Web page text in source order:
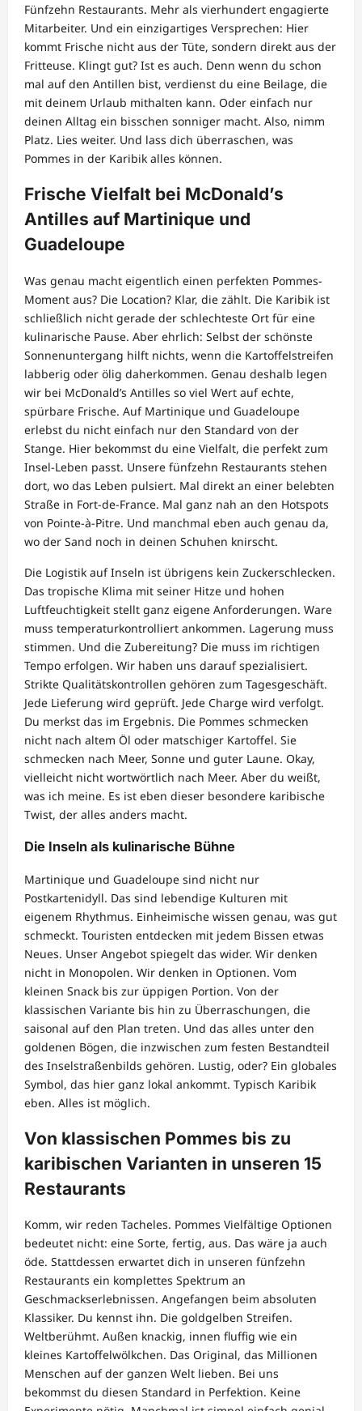
Fünfzehn Restaurants. Mehr als vierhundert engagierte
Mitarbeiter. Und ein einzigartiges Versprechen: Hier
kommt Frische nicht aus der Tüte, sondern direkt aus der
Fritteuse. Klingt gut? Ist es auch. Denn wenn du schon
mal auf den Antillen bist, verdienst du eine Beilage, die
mit deinem Urlaub mithalten kann. Oder einfach nur
deinen Alltag ein bisschen sonniger macht. Also, nimm
Platz. Lies weiter. Und lass dich überraschen, was
Pommes in der Karibik alles können.
Frische Vielfalt bei McDonald’s
Antilles auf Martinique und
Guadeloupe
Was genau macht eigentlich einen perfekten Pommes-
Moment aus? Die Location? Klar, die zählt. Die Karibik ist
schließlich nicht gerade der schlechteste Ort für eine
kulinarische Pause. Aber ehrlich: Selbst der schönste
Sonnenuntergang hilft nichts, wenn die Kartoffelstreifen
labberig oder ölig daherkommen. Genau deshalb legen
wir bei McDonald’s Antilles so viel Wert auf echte,
spürbare Frische. Auf Martinique und Guadeloupe
erlebst du nicht einfach nur den Standard von der
Stange. Hier bekommst du eine Vielfalt, die perfekt zum
Insel-Leben passt. Unsere fünfzehn Restaurants stehen
dort, wo das Leben pulsiert. Mal direkt an einer belebten
Straße in Fort-de-France. Mal ganz nah an den Hotspots
von Pointe-à-Pitre. Und manchmal eben auch genau da,
wo der Sand noch in deinen Schuhen knirscht.
Die Logistik auf Inseln ist übrigens kein Zuckerschlecken.
Das tropische Klima mit seiner Hitze und hohen
Luftfeuchtigkeit stellt ganz eigene Anforderungen. Ware
muss temperaturkontrolliert ankommen. Lagerung muss
stimmen. Und die Zubereitung? Die muss im richtigen
Tempo erfolgen. Wir haben uns darauf spezialisiert.
Strikte Qualitätskontrollen gehören zum Tagesgeschäft.
Jede Lieferung wird geprüft. Jede Charge wird verfolgt.
Du merkst das im Ergebnis. Die Pommes schmecken
nicht nach altem Öl oder matschiger Kartoffel. Sie
schmecken nach Meer, Sonne und guter Laune. Okay,
vielleicht nicht wortwörtlich nach Meer. Aber du weißt,
was ich meine. Es ist eben dieser besondere karibische
Twist, der alles anders macht.
Die Inseln als kulinarische Bühne
Martinique und Guadeloupe sind nicht nur
Postkartenidyll. Das sind lebendige Kulturen mit
eigenem Rhythmus. Einheimische wissen genau, was gut
schmeckt. Touristen entdecken mit jedem Bissen etwas
Neues. Unser Angebot spiegelt das wider. Wir denken
nicht in Monopolen. Wir denken in Optionen. Vom
kleinen Snack bis zur üppigen Portion. Von der
klassischen Variante bis hin zu Überraschungen, die
saisonal auf den Plan treten. Und das alles unter den
goldenen Bögen, die inzwischen zum festen Bestandteil
des Inselstraßenbilds gehören. Lustig, oder? Ein globales
Symbol, das hier ganz lokal ankommt. Typisch Karibik
eben. Alles ist möglich.
Von klassischen Pommes bis zu
karibischen Varianten in unseren 15
Restaurants
Komm, wir reden Tacheles. Pommes Vielfältige Optionen
bedeutet nicht: eine Sorte, fertig, aus. Das wäre ja auch
öde. Stattdessen erwartet dich in unseren fünfzehn
Restaurants ein komplettes Spektrum an
Geschmackserlebnissen. Angefangen beim absoluten
Klassiker. Du kennst ihn. Die goldgelben Streifen.
Weltberühmt. Außen knackig, innen fluffig wie ein
kleines Kartoffelwölkchen. Das Original, das Millionen
Menschen auf der ganzen Welt lieben. Bei uns
bekommst du diesen Standard in Perfektion. Keine